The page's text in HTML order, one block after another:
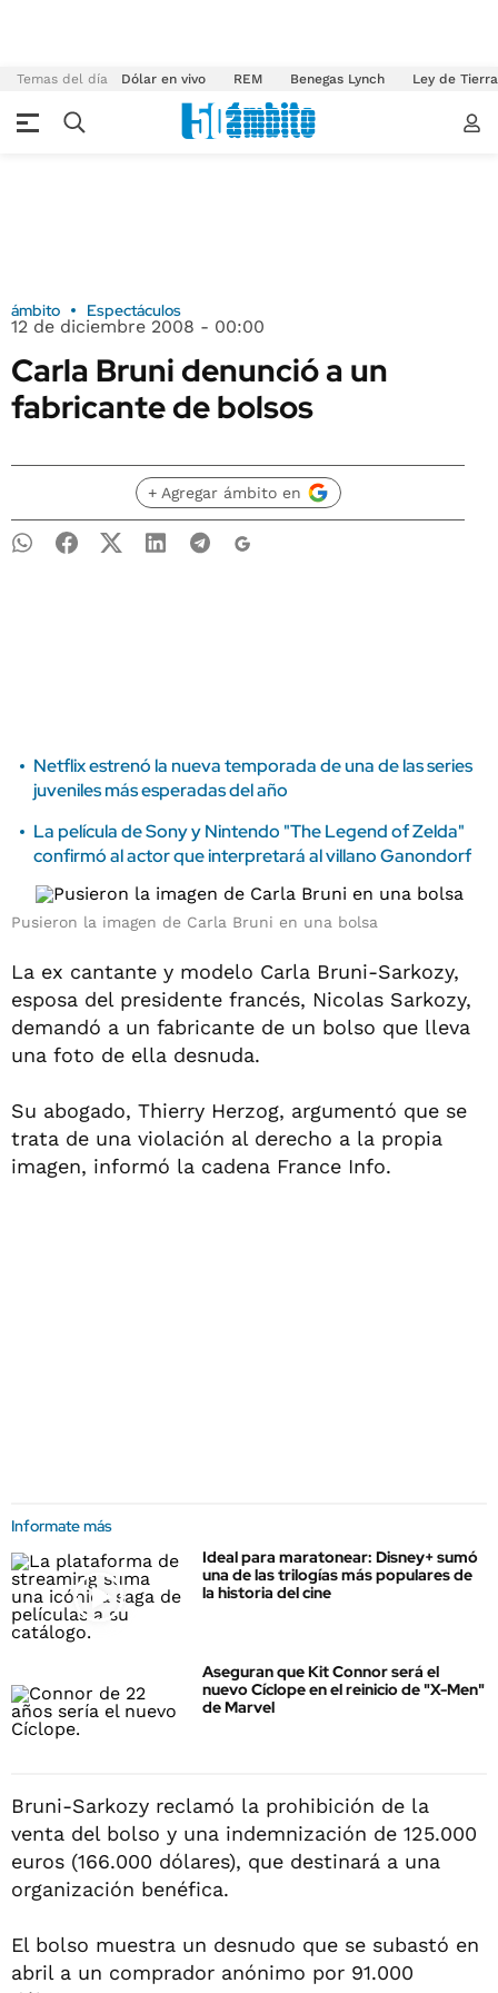
Temas del día Dólar en vivo REM Benegas Lynch Ley de
ámbito Espectáculos
12 de diciembre 2008 - 00:00
Carla Bruni denunció a un
fabricante de bolsos
+ Agregar ámbito en
Netflix estrenó la nueva temporada de una de las series
juveniles más esperadas del año
La película de Sony y Nintendo "The Legend of Zelda"
confirmó al actor que interpretará al villano Ganondorf
Pusieron la imagen de Carla Bruni en una bolsa
La ex cantante y modelo Carla Bruni-Sarkozy,
esposa del presidente francés, Nicolas Sarkozy,
demandó a un fabricante de un bolso que lleva
una foto de ella desnuda.
Su abogado, Thierry Herzog, argumentó que se
trata de una violación al derecho a la propia
imagen, informó la cadena France Info.
Informate más
Ideal para maratonear: Disney+ sumó
una de las trilogías más populares de
la historia del cine
Aseguran que Kit Connor será el
nuevo Cíclope en el reinicio de "X-Men"
de Marvel
Bruni-Sarkozy reclamó la prohibición de la
venta del bolso y una indemnización de 125.000
euros (166.000 dólares), que destinará a una
organización benéfica.
El bolso muestra un desnudo que se subastó en
abril a un comprador anónimo por 91.000